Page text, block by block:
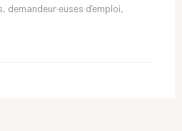
demandeur·euses d’emploi,